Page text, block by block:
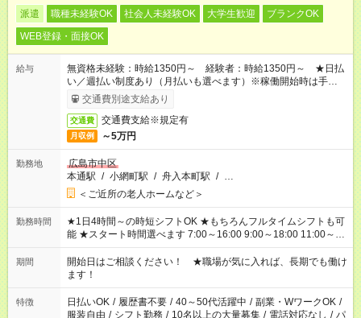
派遣 職種未経験OK 社会人未経験OK 大学生歓迎
ブランクOK
WEB登録・面接OK
給与
無資格未経験：時給1350円～ 経験者：時給1350円～ ★日払
い／週払い制度あり（月払いも選べます）※稼働開始時は手続き
完了次第のお支払いとなります。
交通費別途支給あり
交通費 交通費支給※規定有
月収例 ～5万円
勤務地
広島市中区
本通駅 / 小網町駅 / 舟入本町駅 / …
＜ご近所の老人ホームなど＞
勤務時間
★1日4時間～の時短シフトOK ★もちろんフルタイムシフトも可
能 ★スタート時間選べます 7:00～16:00 9:00～18:00 11:00～
20:00 など 残業なし！ ※Wワークの場合、他のお仕事と合わせ
週40時間超の就業はご案内できません ※法令に基づき、週20時
間以上勤務は社会保険への加入対象となります ※労働者派遣法
（日雇い派遣の原則禁止）により、短時間・短期間の就業はご
案内が難しい場合があります
期間
開始日はご相談ください！ ★職場が気に入れば、長期でも働け
ます！
特徴 日払いOK / 履歴書不要 / 40～50代活躍中 / 副業・WワークOK /
服装自由 / シフト勤務 / 10名以上の大量募集 / 電話対応なし / パ